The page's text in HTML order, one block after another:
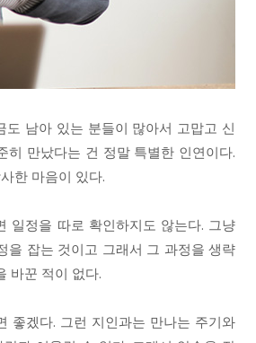
남아 있는 분들이 많아서 고맙고 신
만났다는 건 정말 특별한 인연이다.
한 마음이 있다.
일정을 따로 확인하지도 않는다. 그냥
을 잡는 것이고 그래서 그 과정을 생략
바꾼 적이 없다.
좋겠다. 그런 지인과는 만나는 주기와